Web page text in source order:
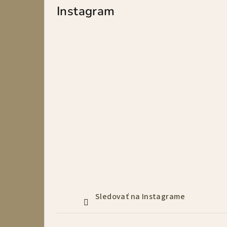
Instagram
Sledovať na Instagrame